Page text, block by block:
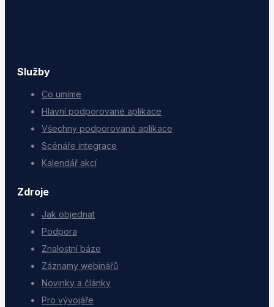
Služby
Co umíme
Hlavní podporované aplikace
Všechny podporované aplikace
Scénáře integrace
Kalendář akcí
Zdroje
Jak objednat
Podpora
Znalostní báze
Záznamy webinářů
Novinky a články
Pro vývojáře